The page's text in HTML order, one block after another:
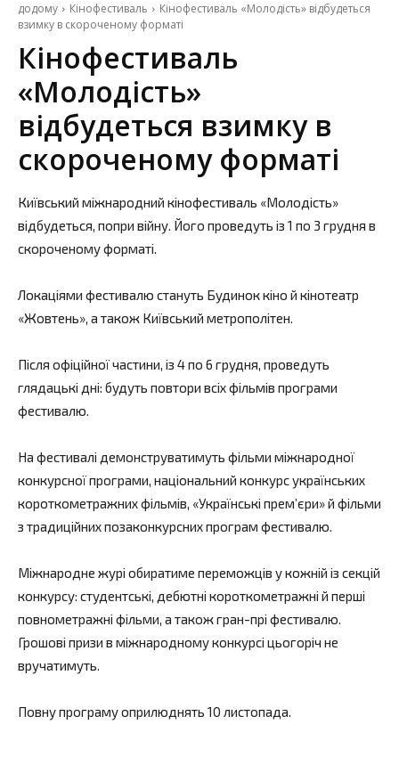
додому Кінофестиваль
Кінофестиваль «Молодість» відбудеться
взимку в скороченому форматі
Кінофестиваль
«Молодість»
відбудеться взимку в
скороченому форматі
Київський міжнародний кінофестиваль «Молодість»
відбудеться, попри війну. Його проведуть із 1 по 3 грудня в
скороченому форматі.
Локаціями фестивалю стануть Будинок кіно й кінотеатр
«Жовтень», а також Київський метрополітен.
Після офіційної частини, із 4 по 6 грудня, проведуть
глядацькі дні: будуть повтори всіх фільмів програми
фестивалю.
На фестивалі демонструватимуть фільми міжнародної
конкурсної програми, національний конкурс українських
короткометражних фільмів, «Українські прем’єри» й фільми
з традиційних позаконкурсних програм фестивалю.
Міжнародне журі обиратиме переможців у кожній із секцій
конкурсу: студентські, дебютні короткометражні й перші
повнометражні фільми, а також гран-прі фестивалю.
Грошові призи в міжнародному конкурсі цьогоріч не
вручатимуть.
Повну програму оприлюднять 10 листопада.